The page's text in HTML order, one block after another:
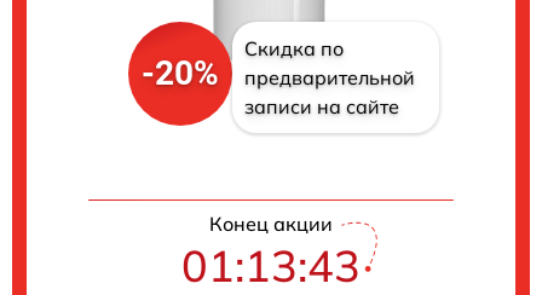
-20%
Скидка по
предварительной
записи на сайте
Конец акции
01:13:42